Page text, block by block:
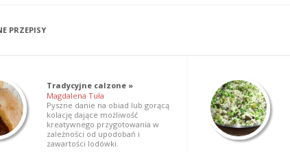
PRZEPISY
Tradycyjne calzone »
Magdalena Tuła
Pyszne danie na obiad lub gorącą
kolację dające możliwość
kreatywnego przygotowania w
zależności od upodobań i
zawartości lodówki.